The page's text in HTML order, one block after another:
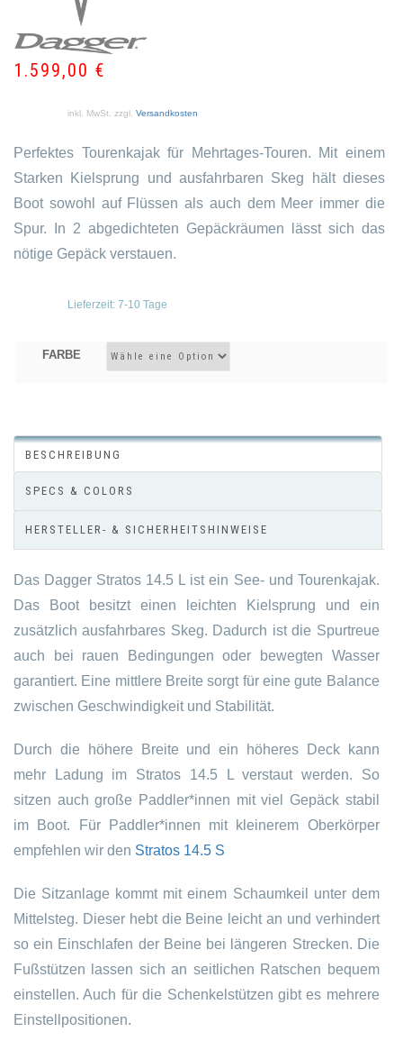
1.599,00 €
inkl. MwSt. zzgl. Versandkosten
Perfektes Tourenkajak für Mehrtages-Touren. Mit einem
Starken Kielsprung und ausfahrbaren Skeg hält dieses
Boot sowohl auf Flüssen als auch dem Meer immer die
Spur. In 2 abgedichteten Gepäckräumen lässt sich das
nötige Gepäck verstauen.
Lieferzeit: 7-10 Tage
FARBE
BESCHREIBUNG
SPECS & COLORS
HERSTELLER- & SICHERHEITSHINWEISE
Das Dagger Stratos 14.5 L ist ein See- und Tourenkajak.
Das Boot besitzt einen leichten Kielsprung und ein
zusätzlich ausfahrbares Skeg. Dadurch ist die Spurtreue
auch bei rauen Bedingungen oder bewegten Wasser
garantiert. Eine mittlere Breite sorgt für eine gute Balance
zwischen Geschwindigkeit und Stabilität.
Durch die höhere Breite und ein höheres Deck kann
mehr Ladung im Stratos 14.5 L verstaut werden. So
sitzen auch große Paddler*innen mit viel Gepäck stabil
im Boot. Für Paddler*innen mit kleinerem Oberkörper
empfehlen wir den Stratos 14.5 S
Die Sitzanlage kommt mit einem Schaumkeil unter dem
Mittelsteg. Dieser hebt die Beine leicht an und verhindert
so ein Einschlafen der Beine bei längeren Strecken. Die
Fußstützen lassen sich an seitlichen Ratschen bequem
einstellen. Auch für die Schenkelstützen gibt es mehrere
Einstellpositionen.